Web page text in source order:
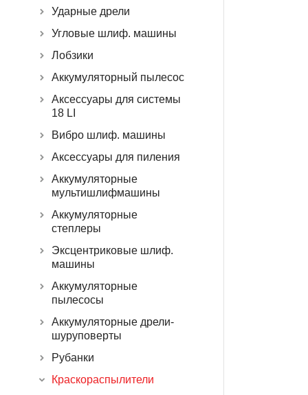
Ударные дрели
Угловые шлиф. машины
Лобзики
Аккумуляторный пылесос
Аксессуары для системы
18 LI
Вибро шлиф. машины
Аксессуары для пиления
Аккумуляторные
мультишлифмашины
Аккумуляторные
степлеры
Эксцентриковые шлиф.
машины
Аккумуляторные
пылесосы
Аккумуляторные дрели-
шуруповерты
Рубанки
Краскораспылители